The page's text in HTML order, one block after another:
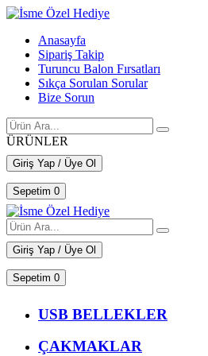
Anasayfa
Sipariş Takip
Turuncu Balon Fırsatları
Sıkça Sorulan Sorular
Bize Sorun
ÜRÜNLER
Giriş Yap / Üye Ol
Sepetim 0
Giriş Yap / Üye Ol
Sepetim 0
USB BELLEKLER
ÇAKMAKLAR